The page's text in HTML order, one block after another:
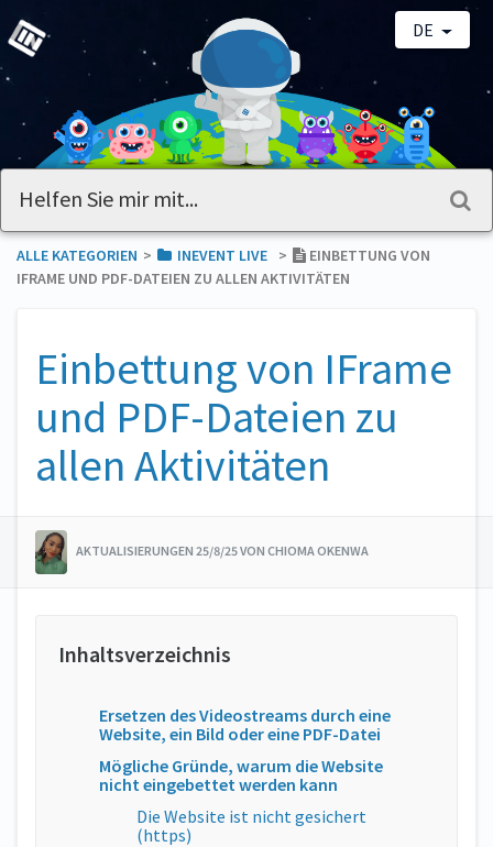
DE
ALLE KATEGORIEN ​>​ ​INEVENT LIVE ​>​
EINBETTUNG VON
IFRAME UND PDF-DATEIEN ZU ALLEN AKTIVITÄTEN
Einbettung von IFrame
und PDF-Dateien zu
allen Aktivitäten
AKTUALISIERUNGEN 25/8/25 VON CHIOMA OKENWA
Ersetzen des Videostreams durch eine
Website, ein Bild oder eine PDF-Datei
Mögliche Gründe, warum die Website
nicht eingebettet werden kann
Die Website ist nicht gesichert
(https)